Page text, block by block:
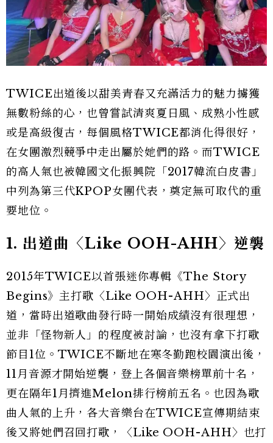
TWICE出道後以甜美青春又充滿活力的魅力擄獲
無數粉絲的心，也曾嘗試清爽夏日風、成熟小性感
或是高級復古，每個風格TWICE都消化得很好，
在女團激烈競爭中走出屬於她們的路。而TWICE
的高人氣也被韓國文化振興院「2017韓流白皮書」
中列為第三代KPOP女團代表，奠定無可取代的重
要地位。
1. 出道曲〈Like OOH-AHH〉逆襲
2015年TWICE以首張迷你專輯《The Story
Begins》主打歌〈Like OOH-AHH〉正式出
道，當時出道歌曲發行時一開始成績沒有很理想，
並非「怪物新人」的程度被討論，也沒有拿下打歌
節目1位。TWICE不斷地在寒冬勤跑校園演出後，
11月音源才開始逆襲，登上各個音樂榜單前十名，
更在隔年1月擠進Melon排行榜前五名。也因為歌
曲人氣的上升，各大音樂台在TWICE宣傳期結束
後又將她們召回打歌，〈Like OOH-AHH〉也打